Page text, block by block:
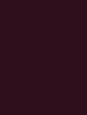
så att hon
i
fastspänd